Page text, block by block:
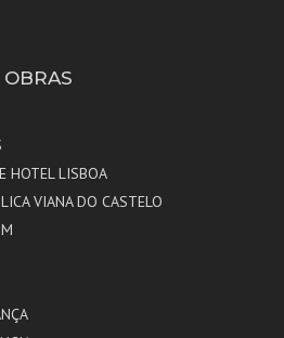
HOTEL LISBOA
VIANA DO CASTELO